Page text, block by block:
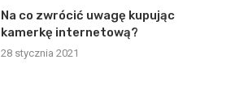
Na co zwrócić uwagę kupując
kamerkę internetową?
28 stycznia 2021